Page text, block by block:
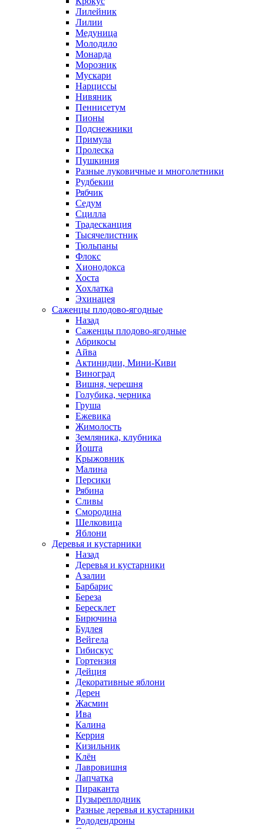
Лилейник
Лилии
Медуница
Молодило
Монарда
Морозник
Мускари
Нарциссы
Нивяник
Пеннисетум
Пионы
Подснежники
Примула
Пролеска
Пушкиния
Разные луковичные и многолетники
Рудбекии
Рябчик
Седум
Сцилла
Традесканция
Тысячелистник
Тюльпаны
Флокс
Хионодокса
Хоста
Хохлатка
Эхинацея
Саженцы плодово-ягодные
Назад
Саженцы плодово-ягодные
Абрикосы
Айва
Актинидии, Мини-Киви
Виноград
Вишня, черешня
Голубика, черника
Груша
Ежевика
Жимолость
Земляника, клубника
Йошта
Крыжовник
Малина
Персики
Рябина
Сливы
Смородина
Шелковица
Яблони
Деревья и кустарники
Назад
Деревья и кустарники
Азалии
Барбарис
Береза
Бересклет
Бирючина
Будлея
Вейгела
Гибискус
Гортензия
Дейция
Декоративные яблони
Дерен
Жасмин
Ива
Калина
Керрия
Кизильник
Клён
Лавровишня
Лапчатка
Пираканта
Пузыреплодник
Разные деревья и кустарники
Рододендроны